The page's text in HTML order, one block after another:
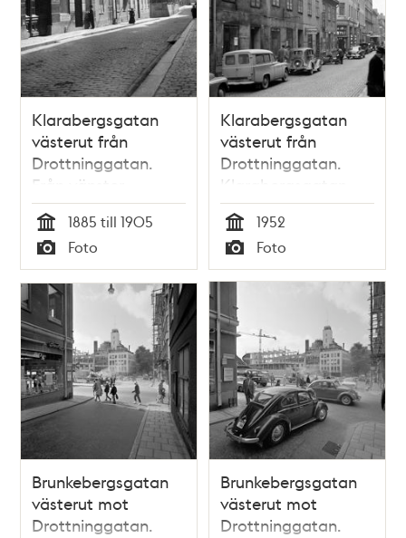
Klarabergsgatan
västerut från
Drottninggatan.
Från vänster
Klarabergsgatan 27-
29 med Hôtel du
Suedè och Klara
Östra Kyrkogata
Tid
1885 till 1905
Typ
Foto
Klarabergsgatan
västerut från
Drottninggatan.
Klarabergsgatan
29-33 med Klara
kyrkas torn i fonden.
En motorcykel med
sidovagn står hitom
Kyrkogata
Tid
1952
Typ
Foto
Brunkebergsgatan
västerut mot
Drottninggatan.
Brunkebergsgatan
västerut mot
Drottninggatan.